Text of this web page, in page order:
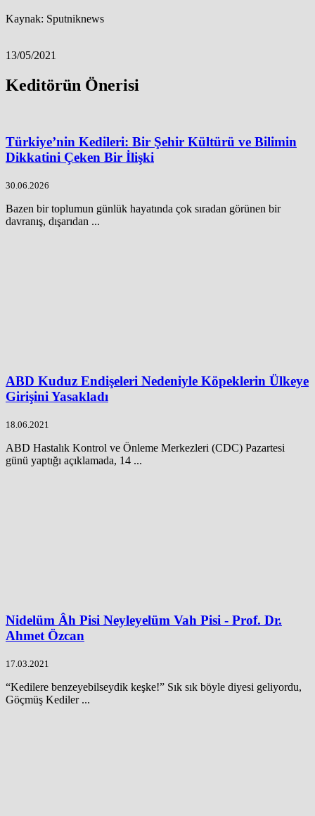
Kaynak: Sputniknews
13/05/2021
Keditörün Önerisi
Türkiye’nin Kedileri: Bir Şehir Kültürü ve Bilimin
Dikkatini Çeken Bir İlişki
30.06.2026
Bazen bir toplumun günlük hayatında çok sıradan görünen bir
davranış, dışarıdan ...
ABD Kuduz Endişeleri Nedeniyle Köpeklerin Ülkeye
Girişini Yasakladı
18.06.2021
ABD Hastalık Kontrol ve Önleme Merkezleri (CDC) Pazartesi
günü yaptığı açıklamada, 14 ...
Nidelüm Âh Pisi Neyleyelüm Vah Pisi - Prof. Dr.
Ahmet Özcan
17.03.2021
“Kedilere benzeyebilseydik keşke!” Sık sık böyle diyesi geliyordu,
Göçmüş Kediler ...